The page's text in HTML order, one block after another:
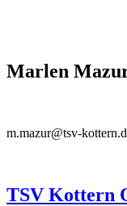
Marlen
m.mazur@tsv-
TSV Kottern